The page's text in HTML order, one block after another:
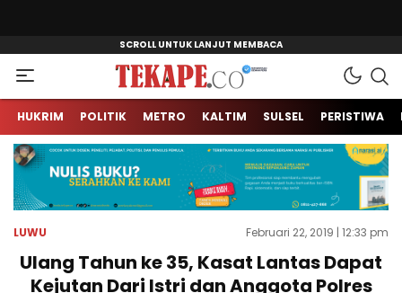
Tekape.co
Jendela Informasi Kita
HUKRIM POLITIK METRO KALTIM SULSEL PERISTIWA
LUWU Februari 22, 2019 | 12:33 pm
Ulang Tahun ke 35, Kasat Lantas Dapat
Kejutan Dari Istri dan Anggota Polres